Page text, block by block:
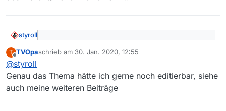
styroll
(hoffentlich) besser erklärt
T
Offline
TVOpaschrieb am 30. Jan. 2020, 12:55
zuletzt editiert von
@styroll
Genau das Thema hätte ich gerne noch editierbar, siehe
auch meine weiteren Beiträge